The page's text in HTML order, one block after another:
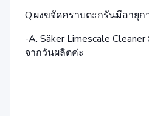
Q.ผงขจัดคราบตะกรันมีอายุก
-A. Säker Limescale
จากวันผลิตค่ะ